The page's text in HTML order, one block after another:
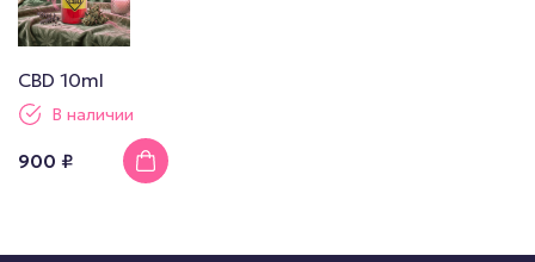
CBD 10ml
В наличии
900 ₽